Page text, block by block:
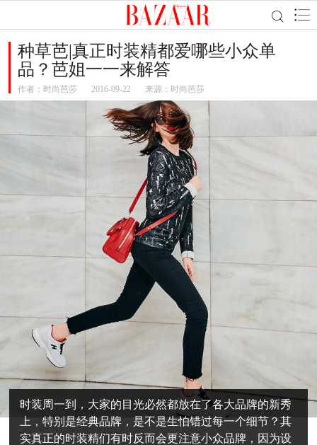
种草芭|真正时装精都爱哪些小众单
品？芭姐一一来解答
作者： 时尚芭莎 2016-09-22 来源：时尚芭莎
时装周一到，大家的目光必然都放在了各大品牌的新秀
上，特别是经典品牌，是不是生怕错过每一个细节？其
实真正的时装精们有时反而会更注意小众品牌，因为设